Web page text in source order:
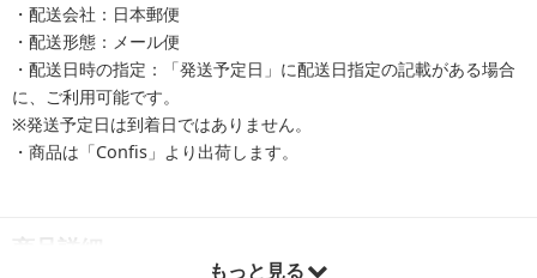
・配送会社：日本郵便
・配送形態：メール便
・配送日時の指定：「発送予定日」に配送日指定の記載がある場合
に、ご利用可能です。
※発送予定日は到着日ではありません。
・商品は「Confis」より出荷します。
商品詳細
もっと見る